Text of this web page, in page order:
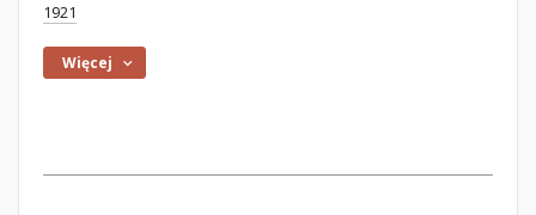
1921
Więcej